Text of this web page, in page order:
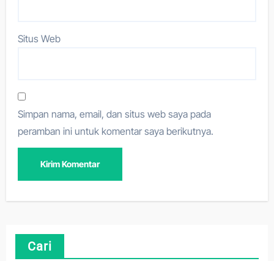
Situs Web
Simpan nama, email, dan situs web saya pada
peramban ini untuk komentar saya berikutnya.
Cari